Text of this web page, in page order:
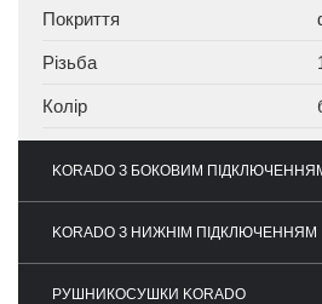
Покриття
Різьба
Колір
KORADO З БОКОВИМ
KORADO З НИЖНІМ ПІДКЛЮЧЕННЯМ
РУШНИКОСУШКИ KORADO